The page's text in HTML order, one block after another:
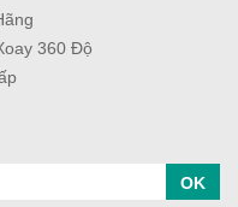
360 Độ
OK